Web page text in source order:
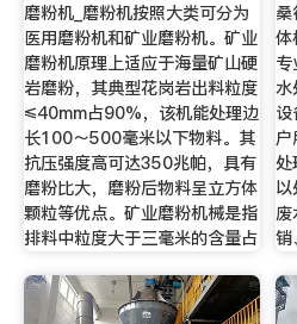
磨粉机_磨粉机按照大类可分为
医用磨粉机和矿业磨粉机。矿业
磨粉机原理上适应于海量矿山硬
岩磨粉，其典型花岗岩出料粒度
≤40mm占90%，该机能处理边
长100～500毫米以下物料。其
抗压强度高可达350兆帕，具有
磨粉比大，磨粉后物料呈立方体
颗粒等优点。矿业磨粉机械是指
排料中粒度大于三毫米的含量占
水
户
处
废
销